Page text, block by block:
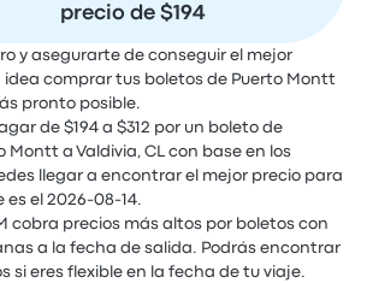
precio de $194
y asegurarte de conseguir el mejor
idea comprar tus boletos de Puerto Montt
pronto posible.
de $194 a $312 por un boleto de
Montt a Valdivia, CL con base en los
llegar a encontrar el mejor precio para
es el 2026-08-14.
cobra precios más altos por boletos con
a la fecha de salida. Podrás encontrar
si eres flexible en la fecha de tu viaje.